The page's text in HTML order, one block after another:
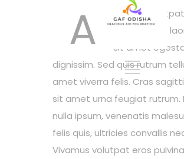
A
ivamus
pulvinar velit
sit amet
dignissim. Sed quis rutrum
amet viverra felis. Cras
sit amet urna feugiat rutrum.
nulla ipsum, venenatis
felis quis, ultricies convallis
Vivamus volutpat eros